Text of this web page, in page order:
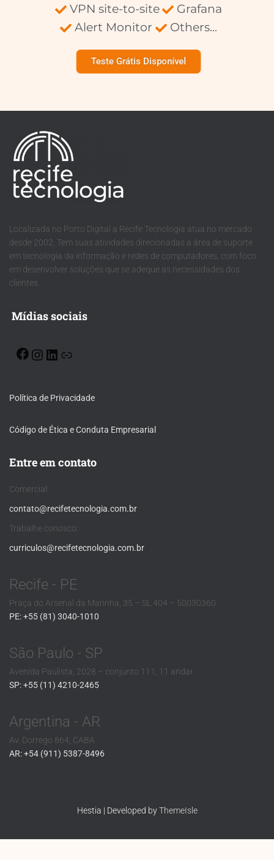
VPN site-to-site
Grafana
Alert Monitor
Others...
Teste Grátis Disponível
Localizada no Porto Digital a Recife Tecnologia atua no mercado
desde 2002. Tem suas atividades direcionadas a área de suporte
em tecnologia da informação e redes de computadores, com foco
em desenvolver soluções que se adeque as necessidades dos
clientes.
Mídias sociais
Política de Privacidade
Código de Ética e Conduta Empresarial
Entre em contato
Comercial:
contato@recifetecnologia.com.br
Trabalhe conosco:
curriculos@recifetecnologia.com.br
Recife - PE
Praça do Arsenal da Marinha, 35 – SL 404 – 50030360
PE: +55 (81) 3040-1010
São Paulo - SP
Avenida Paulista, 2028 – conjunto 111, 11 andar
SP: +55 (11) 4210-2465
Argentina - AR
Av. Dorrego 864, CABA
AR: +54 (911) 5387-8496
Hestia | Developed byThemeIsle